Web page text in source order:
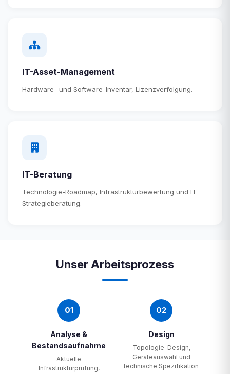
IT-Asset-Management
Hardware- und Software-Inventar, Lizenzverfolgung.
IT-Beratung
Technologie-Roadmap, Infrastrukturbewertung und IT-
Strategieberatung.
Unser Arbeitsprozess
01
Analyse &
Bestandsaufnahme
Aktuelle
Infrastrukturprüfung,
02
Design
Topologie-Design,
Geräteauswahl und
technische Spezifikation